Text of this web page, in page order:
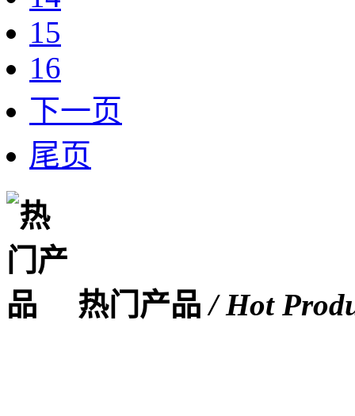
15
16
下一页
尾页
热门产品/ Hot